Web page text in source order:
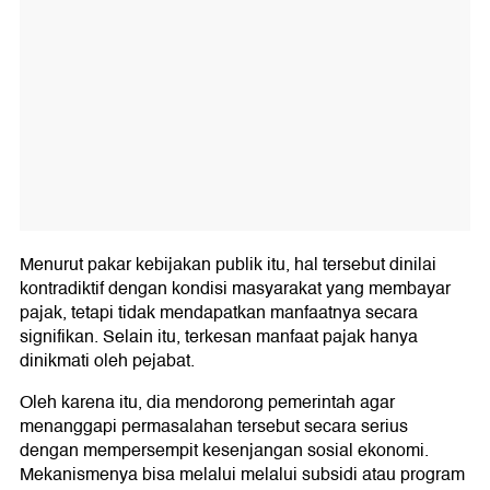
Menurut pakar kebijakan publik itu, hal tersebut dinilai
kontradiktif dengan kondisi masyarakat yang membayar
pajak, tetapi tidak mendapatkan manfaatnya secara
signifikan. Selain itu, terkesan manfaat pajak hanya
dinikmati oleh pejabat.
Oleh karena itu, dia mendorong pemerintah agar
menanggapi permasalahan tersebut secara serius
dengan mempersempit kesenjangan sosial ekonomi.
Mekanismenya bisa melalui melalui subsidi atau program